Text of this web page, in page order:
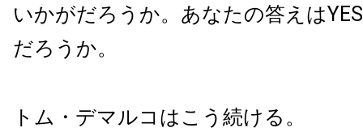
いかがだろうか。あなたの答えは
だろうか。
トム・デマルコはこう続ける。